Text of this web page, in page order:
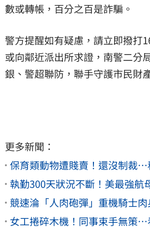
數或轉帳，百分之百是詐騙。
警方提醒如有疑慮，請立即撥打
或向鄰近派出所求證，南警二分
銀、警超聯防，聯手守護市民財
更多新聞：
保育類動物遭賤賣！還沒制裁…
執勤300天狀況不斷！美最強航
競速淪「人肉砲彈」重機騎士
女工捲碎木機！同事束手無策